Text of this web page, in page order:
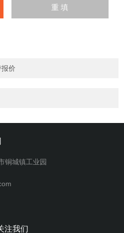
价
铜城镇工业园
注我们